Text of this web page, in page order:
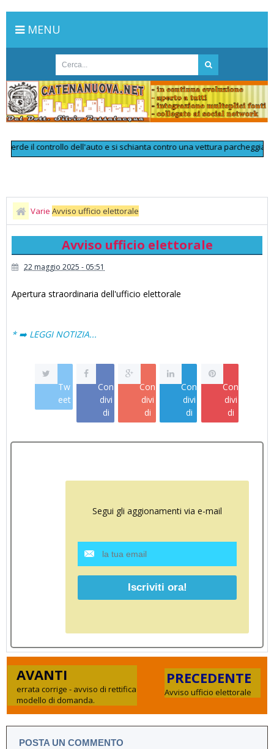
MENU
il controllo dell'auto e si schianta contro una vettura parcheggiata:
Varie Avviso ufficio elettorale
Avviso ufficio elettorale
22 maggio 2025 - 05:51
Apertura straordinaria dell'ufficio elettorale
* ➡️ LEGGI NOTIZIA...
Tw
eet
Con
divi
di
Con
divi
di
Con
divi
di
Con
divi
di
Segui gli aggionamenti via e-mail
AVANTI
errata corrige - avviso di rettifica
modello di domanda.
PRECEDENTE
Avviso ufficio elettorale
POSTA UN COMMENTO